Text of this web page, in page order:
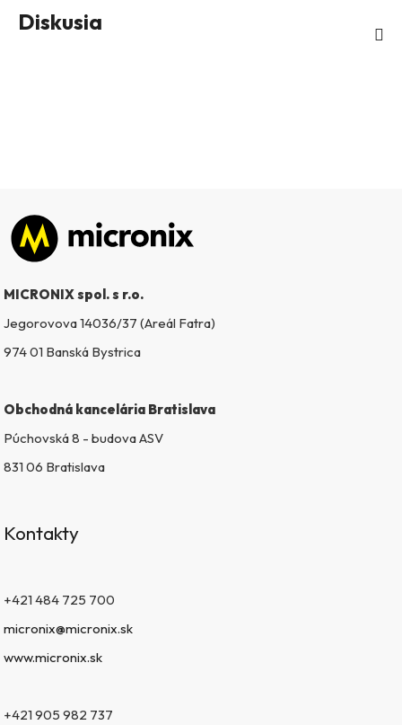
Diskusia
Zápätie
MICRONIX spol. s r.o.
Jegorovova 14036/37 (Areál Fatra)
974 01 Banská Bystrica
Obchodná kancelária Bratislava
Púchovská 8 - budova ASV
831 06 Bratislava
Kontakty
+421 484 725 700
micronix@micronix.sk
www.micronix.sk
+421 905 982 737